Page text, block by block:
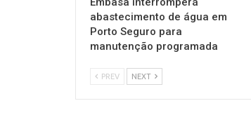
abastecimento de água em
Porto Seguro para
manutenção programada
PREV NEXT